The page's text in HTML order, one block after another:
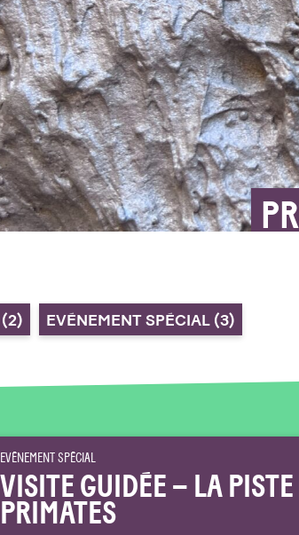
(2) EVÉNEMENT SPÉCIAL (3)
EVÉNEMENT SPÉCIAL
VISITE GUIDÉE – LA
PRIMATES